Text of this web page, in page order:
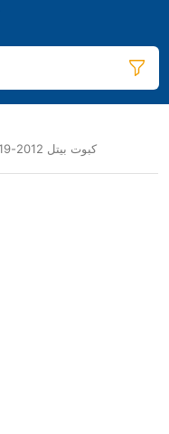
كبوت بيتل 2012-2019